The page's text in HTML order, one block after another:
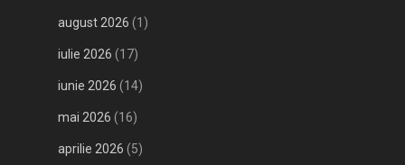
august 2026 (1)
iulie 2026 (17)
iunie 2026 (14)
mai 2026 (16)
aprilie 2026 (5)